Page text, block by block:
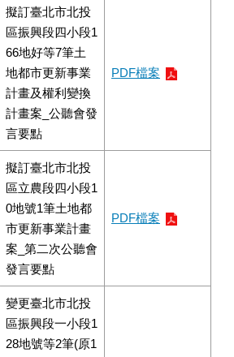
擬訂臺北市北投
區振興段四小段1
66地好等7筆土
地都市更新事業
計畫及權利變換
計畫案_公聽會發
言要點
PDF檔案
擬訂臺北市北投
區立農段四小段1
0地號1筆土地都
市更新事業計畫
案_第二次公聽會
發言要點
PDF檔案
變更臺北市北投
區振興段一小段1
28地號等2筆(原1